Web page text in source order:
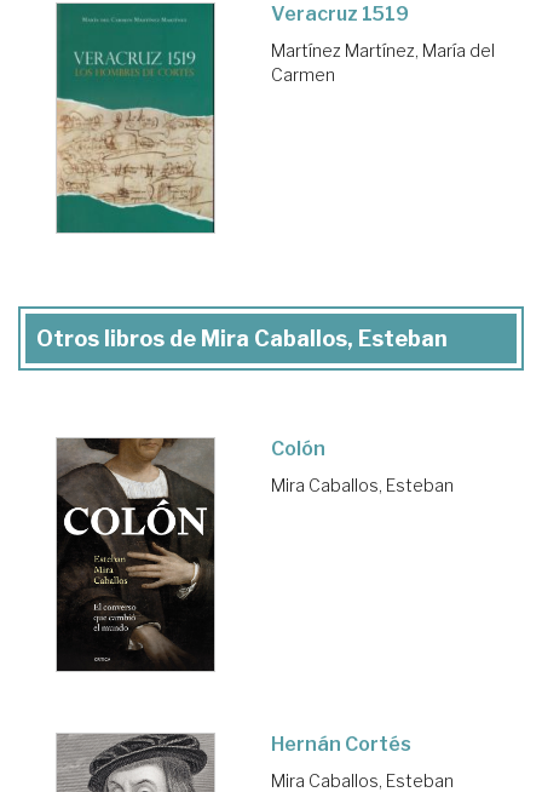
Veracruz 1519
Martínez Martínez, María del
Carmen
Otros libros de Mira Caballos, Esteban
Colón
Mira Caballos, Esteban
Hernán Cortés
Mira Caballos, Esteban